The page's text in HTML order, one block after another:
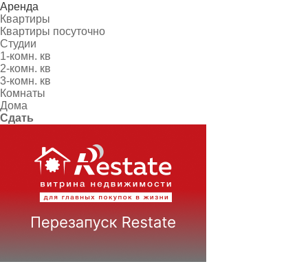
Аренда
Квартиры
Квартиры посуточно
Студии
1-комн. кв
2-комн. кв
3-комн. кв
Комнаты
Дома
Сдать